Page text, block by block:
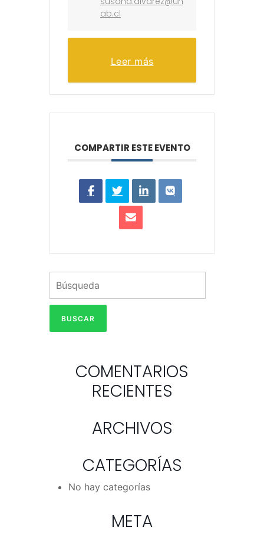
ab.cl
Leer más
COMPARTIR ESTE EVENTO
COMENTARIOS
RECIENTES
ARCHIVOS
CATEGORÍAS
No hay categorías
META